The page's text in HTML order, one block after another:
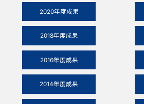
2020年度成果
2018年度成果
2016年度成果
2014年度成果